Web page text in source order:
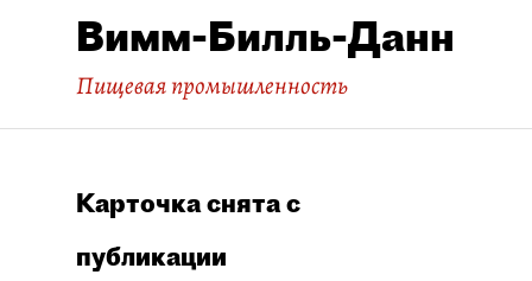
Вимм-Билль-Данн
Пищевая промышленность
Карточка снята с
публикации